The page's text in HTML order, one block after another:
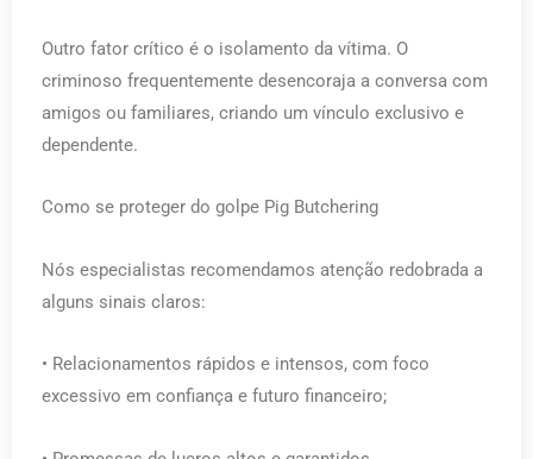
Outro fator crítico é o isolamento da vítima. O
criminoso frequentemente desencoraja a conversa com
amigos ou familiares, criando um vínculo exclusivo e
dependente.
Como se proteger do golpe Pig Butchering
Nós especialistas recomendamos atenção redobrada a
alguns sinais claros:
• Relacionamentos rápidos e intensos, com foco
excessivo em confiança e futuro financeiro;